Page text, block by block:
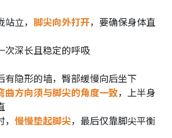
立， 脚尖向外打开，要确保身体直
次深长且稳定的呼吸
有隐形的墙，臀部缓慢向后坐下
曲方向须与脚尖的角度一致，上半身
慢慢垫起脚尖，最后仅靠脚尖平衡